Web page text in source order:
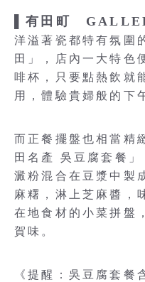
▌有田町
洋溢著瓷都特有氛圍
田」，店內一大特色
啡杯，只要點熱飲就
用，體驗貴婦般的下
而正餐擺盤也相當精
田名產 吳豆腐套餐
澱粉混合在豆漿中製
麻糬，淋上芝麻醬，
在地食材的小菜拼盤
賀味。
《提醒：吳豆腐套餐